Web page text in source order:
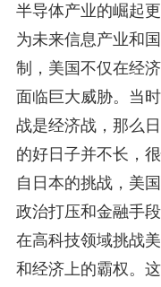
半导体产业的崛起
为未来信息产业和
制，美国不仅在经
面临巨大威胁。当
战是经济战，那么
的好日子并不长，
自日本的挑战，美
政治打压和金融手
在高科技领域挑战
和经济上的霸权。